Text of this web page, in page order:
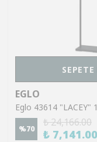
SEPETE
EGLO
%70
₺ 24,166.00
₺ 7,141.00